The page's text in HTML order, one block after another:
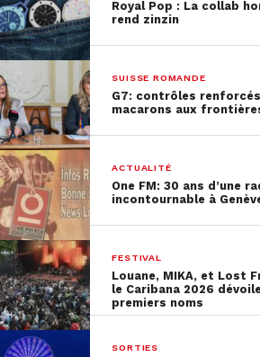
Valérie Solano
Secrétaire syndicale au SEV
Royal Pop : La collab
rend zinzin
SUISSE ROMANDE
G7: contrôles
macarons aux
ACTUALITÉ
One FM: 30 ans d’une
incontournable à
FESTIVAL
Louane, MIKA, et Lost
le Caribana 2026
premiers noms
SORTIES